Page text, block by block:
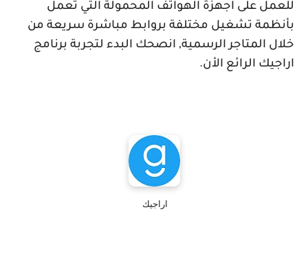
للعمل على اجهزة الهواتف المحمولة التي تعمل
بأنظمة تشغيل مختلفة بروابط مباشرة سريعة من
خلال المتاجر الرسمية, انصحك البدء لتجربة برنامج
اراجيك الرائع الأن.
اراجيك